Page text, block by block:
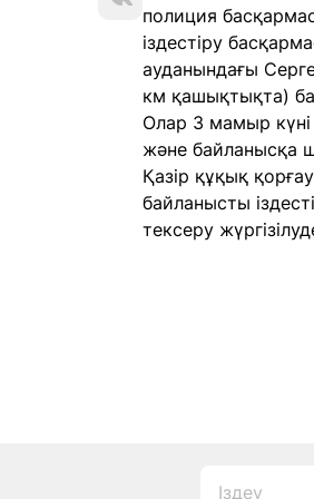
полиция
іздестіру
ауданындағы
км қашықтықта)
Олар 3 мамыр күні
және байланысқа
Қазір құқық
байланысты
тексеру